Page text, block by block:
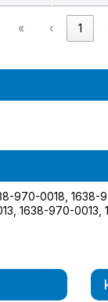
« ‹ 1
970-0018 1638-
1638-970-0013